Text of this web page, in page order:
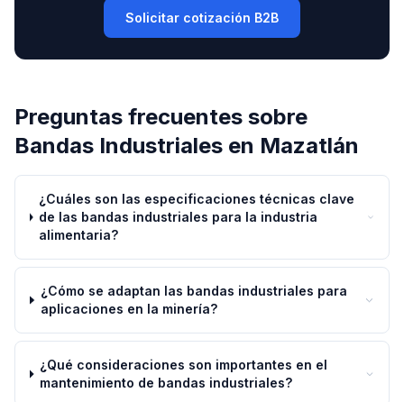
Solicitar cotización B2B
Preguntas frecuentes sobre
Bandas Industriales en Mazatlán
¿Cuáles son las especificaciones técnicas clave
de las bandas industriales para la industria
alimentaria?
¿Cómo se adaptan las bandas industriales para
aplicaciones en la minería?
¿Qué consideraciones son importantes en el
mantenimiento de bandas industriales?